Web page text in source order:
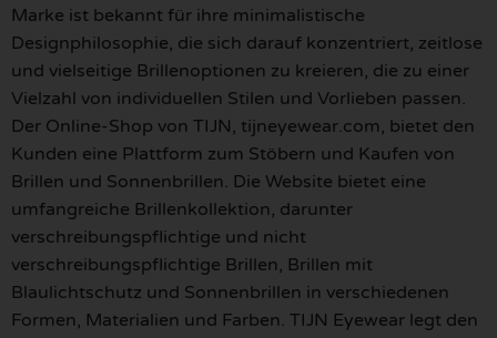
Marke ist bekannt für ihre minimalistische
Designphilosophie, die sich darauf konzentriert, zeitlose
und vielseitige Brillenoptionen zu kreieren, die zu einer
Vielzahl von individuellen Stilen und Vorlieben passen.
Der Online-Shop von TIJN, tijneyewear.com, bietet den
Kunden eine Plattform zum Stöbern und Kaufen von
Brillen und Sonnenbrillen. Die Website bietet eine
umfangreiche Brillenkollektion, darunter
verschreibungspflichtige und nicht
verschreibungspflichtige Brillen, Brillen mit
Blaulichtschutz und Sonnenbrillen in verschiedenen
Formen, Materialien und Farben. TIJN Eyewear legt den